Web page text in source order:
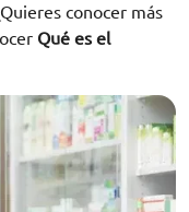
conocer más
Qué es el